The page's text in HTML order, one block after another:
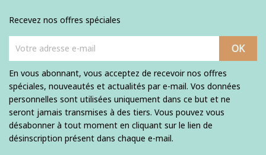
Recevez nos offres spéciales
En vous abonnant, vous acceptez de recevoir nos offres
spéciales, nouveautés et actualités par e-mail. Vos données
personnelles sont utilisées uniquement dans ce but et ne
seront jamais transmises à des tiers. Vous pouvez vous
désabonner à tout moment en cliquant sur le lien de
désinscription présent dans chaque e-mail.